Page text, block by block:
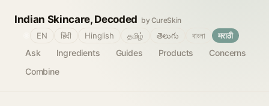
Indian Skincare, Decoded by CureSkin
Ask Ingredients Guides Products
Concerns
Combine
EN हिंदी Hinglish தமிழ் తెలుగు বাংলা मराठी